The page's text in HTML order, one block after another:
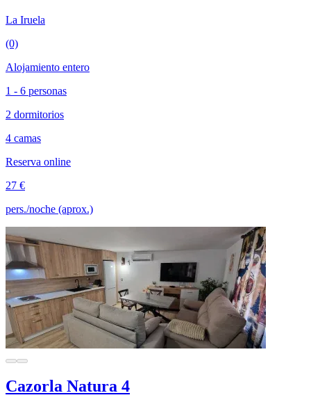
La Iruela
(0)
Alojamiento entero
1 - 6 personas
2 dormitorios
4 camas
Reserva online
27 €
pers./noche (aprox.)
Cazorla Natura 4